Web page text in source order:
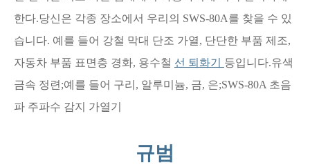
한다.당신은 각종 장소에서 우리의 SWS-80A를 찾을 수 있
습니다. 예를 들어 강철 막대 단조 가열, 단단한 부품 제조,
자동차 부품 표면층 경화, 용수철 선 퇴화기 등입니다.유색
금속 정련;예를 들어 구리, 알루미늄, 금, 은;SWS-80A 초음
파 주파수 감지 가열기
규범